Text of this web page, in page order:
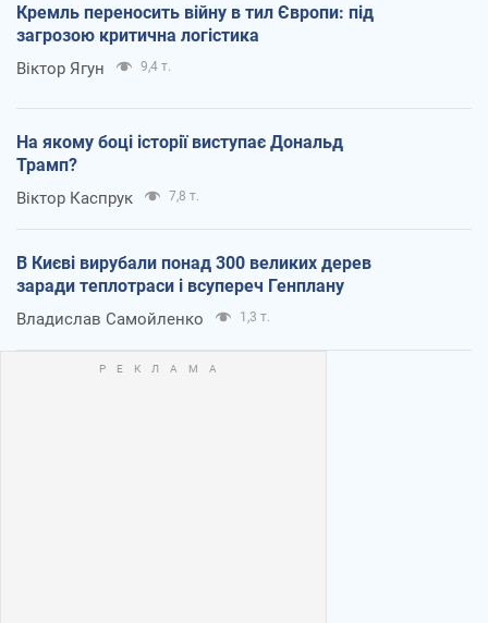
Кремль переносить війну в тил Європи: під
загрозою критична логістика
Віктор Ягун 9,4 т.
На якому боці історії виступає Дональд
Трамп?
Віктор Каспрук 7,8 т.
В Києві вирубали понад 300 великих дерев
заради теплотраси і всупереч Генплану
Владислав Самойленко 1,3 т.